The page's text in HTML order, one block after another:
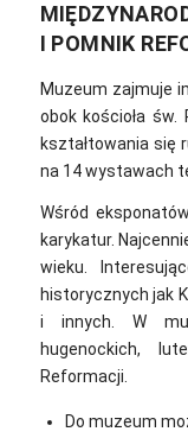
I POMNIK
Muzeum zajmuje
obok kościoła
kształtowania się
na 14 wystawach
Wśród
karykatur.
wieku.
historycznych jak
i innych. W
hugenockich,
Reformacji.
Do muzeum